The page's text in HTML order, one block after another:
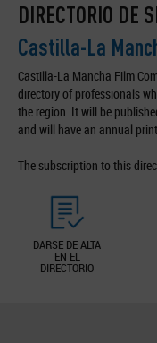
DIRECTORIO DE
Castilla-La
Castilla-La Mancha Film
directory of professionals
the region. It will be
and will have an annual
The subscription to this
DARSE DE ALTA
EN EL
DIRECTORIO